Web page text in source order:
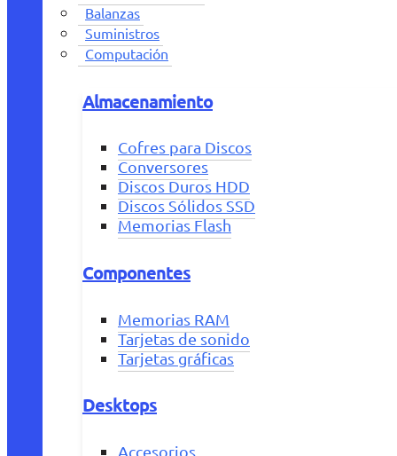
Balanzas
Suministros
Computación
Almacenamiento
Cofres para Discos
Conversores
Discos Duros HDD
Discos Sólidos SSD
Memorias Flash
Componentes
Memorias RAM
Tarjetas de sonido
Tarjetas gráficas
Desktops
Accesorios